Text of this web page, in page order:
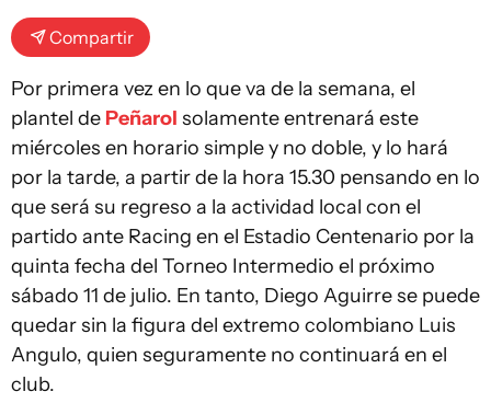
Compartir
Por primera vez en lo que va de la semana, el
plantel de Peñarol solamente entrenará este
miércoles en horario simple y no doble, y lo hará
por la tarde, a partir de la hora 15.30 pensando en lo
que será su regreso a la actividad local con el
partido ante Racing en el Estadio Centenario por la
quinta fecha del Torneo Intermedio el próximo
sábado 11 de julio. En tanto, Diego Aguirre se puede
quedar sin la figura del extremo colombiano Luis
Angulo, quien seguramente no continuará en el
club.